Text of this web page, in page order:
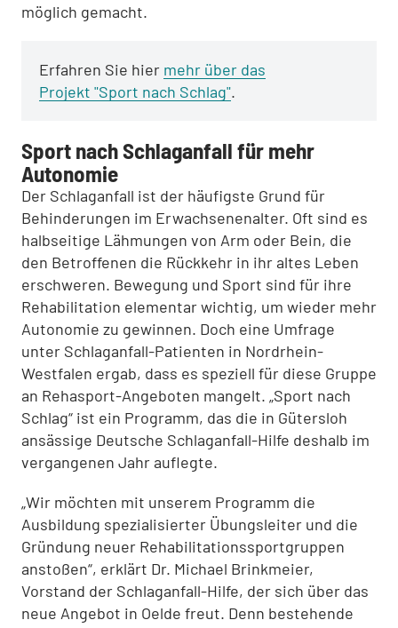
möglich gemacht.
Erfahren Sie hier mehr über das
Projekt "Sport nach Schlag".
Sport nach Schlaganfall für mehr
Autonomie
Der Schlaganfall ist der häufigste Grund für
Behinderungen im Erwachsenenalter. Oft sind es
halbseitige Lähmungen von Arm oder Bein, die
den Betroffenen die Rückkehr in ihr altes Leben
erschweren. Bewegung und Sport sind für ihre
Rehabilitation elementar wichtig, um wieder mehr
Autonomie zu gewinnen. Doch eine Umfrage
unter Schlaganfall-Patienten in Nordrhein-
Westfalen ergab, dass es speziell für diese Gruppe
an Rehasport-Angeboten mangelt. „Sport nach
Schlag“ ist ein Programm, das die in Gütersloh
ansässige Deutsche Schlaganfall-Hilfe deshalb im
vergangenen Jahr auflegte.
„Wir möchten mit unserem Programm die
Ausbildung spezialisierter Übungsleiter und die
Gründung neuer Rehabilitationssportgruppen
anstoßen“, erklärt Dr. Michael Brinkmeier,
Vorstand der Schlaganfall-Hilfe, der sich über das
neue Angebot in Oelde freut. Denn bestehende